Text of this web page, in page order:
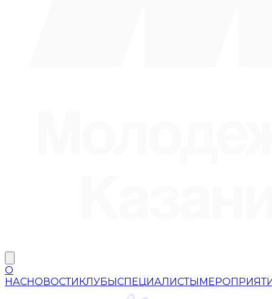
О
НАСНОВОСТИКЛУБЫСПЕЦИАЛИСТЫ